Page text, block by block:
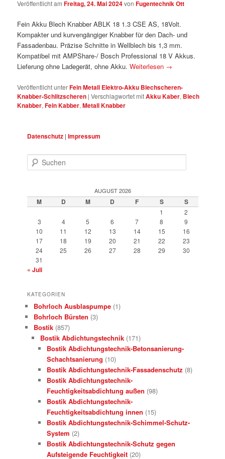
Veröffentlicht amFreitag, 24. Mai 2024vonFugentechnik Ott
Fein Akku Blech Knabber ABLK 18 1.3 CSE AS, 18Volt.
Kompakter und kurvengängiger Knabber für den Dach- und
Fassadenbau. Präzise Schnitte in Wellblech bis 1,3 mm.
Kompatibel mit AMPShare-/ Bosch Professional 18 V Akkus.
Lieferung ohne Ladegerät, ohne Akku.Weiterlesen →
Veröffentlicht unterFein Metall Elektro-Akku Blechscheren-
Knabber-Schlitzscheren |Verschlagwortet mitAkku Kaber, Blech
Knabber,Fein Kabber,Metall Knabber
Datenschutz |Impressum
Suchen
AUGUST 2026
M D M D F S S
1
2
3
4 5 6 7 8
9
10
11 12 13 14 15
16
17
18 19 20 21 22
23
24
25 26 27 28 29
30
31
« Juli
KATEGORIEN
Bohrloch Ausblaspumpe (1)
Bohrloch Bürsten (3)
Bostik (857)
Bostik Abdichtungstechnik (171)
Bostik Abdichtungstechnik-Betonsanierung-
Schachtsanierung (10)
Bostik Abdichtungstechnik-Fassadenschutz (8)
Bostik Abdichtungstechnik-
Feuchtigkeitsabdichtung außen (98)
Bostik Abdichtungstechnik-
Feuchtigkeitsabdichtung innen (15)
Bostik Abdichtungstechnik-Schimmel-Schutz-
System (2)
Bostik Abdichtungstechnik-Schutz gegen
Aufsteigende Feuchtigkeit (20)